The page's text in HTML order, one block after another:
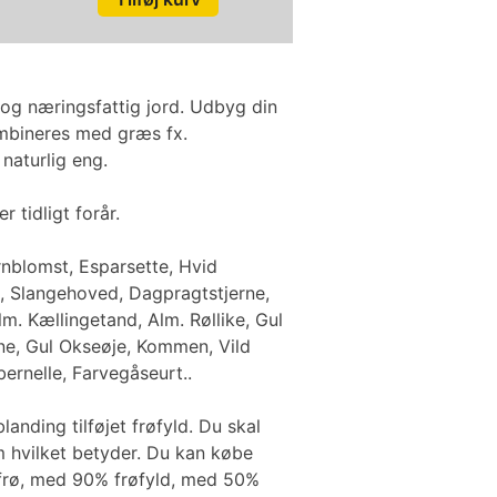
næringsfattig jord. Udbyg din
med græs fx.
eng.
tidligt forår.
Esparsette, Hvid
Slangehoved, Dagpragtstjerne,
Kællingetand, Alm. Røllike, Gul
Gul Okseøje, Kommen, Vild
Farvegåseurt..
tilføjet frøfyld. Du skal
betyder. Du kan købe
med 90% frøfyld, med 50%